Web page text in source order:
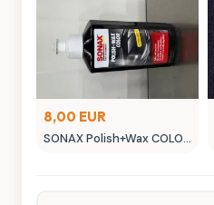
8,00 EUR
SONAX Polish+Wax COLOR